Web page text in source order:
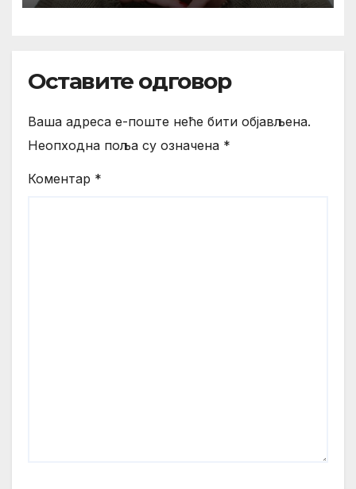
Оставите одговор
Ваша адреса е-поште неће бити објављена.
Неопходна поља су означена *
Коментар *